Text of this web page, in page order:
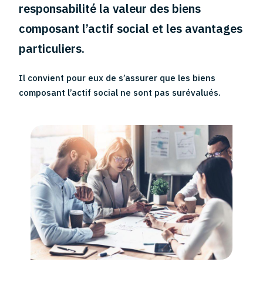
responsabilité la valeur des biens
composant l’actif social et les avantages
particuliers.
Il convient pour eux de s’assurer que les biens
composant l’actif social ne sont pas surévalués.